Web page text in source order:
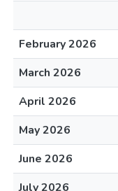
February 2026
March 2026
April 2026
May 2026
June 2026
July 2026